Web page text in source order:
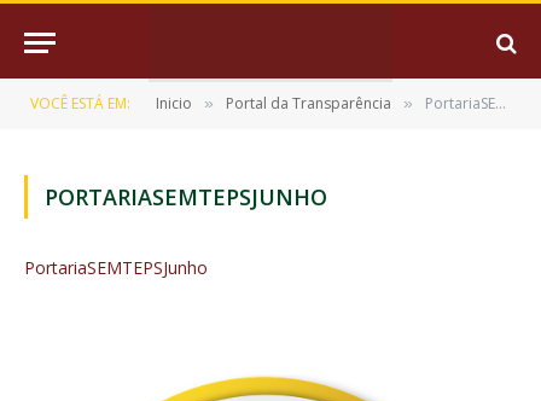
VOCÊ ESTÁ EM: Inicio » Portal da Transparência » PortariaSEMTEPSJunho
PORTARIASEMTEPSJUNHO
PortariaSEMTEPSJunho